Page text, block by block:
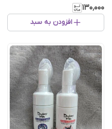
و براق‌کننده لب
۱۳۰٬۰۰۰
افزودن به سبد